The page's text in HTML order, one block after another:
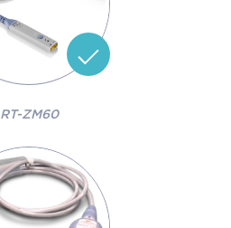
RT-ZM60